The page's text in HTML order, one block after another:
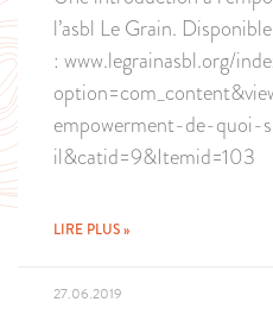
l’asbl Le Grain.
: www.legrainasbl.org/
empowerment-de-quoi-
il&catid=9&Itemid=103
LIRE PLUS »
27.06.2019